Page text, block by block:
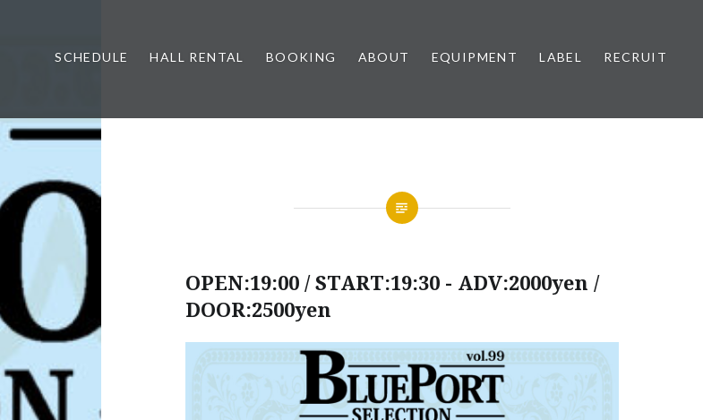
SCHEDULE HALL RENTAL BOOKING ABOUT EQUIPMENT LABEL RECRUIT
OPEN:19:00 / START:19:30 - ADV:2000yen /
DOOR:2500yen